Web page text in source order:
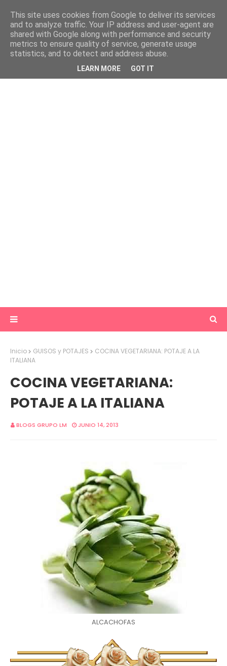
Inicio GUISOS y POTAJES
COCINA VEGETARIANA: POTAJE A LA
ITALIANA
COCINA VEGETARIANA:
POTAJE A LA ITALIANA
BLOGS GRUPO LM JUNIO 14, 2013
ALCACHOFAS
This site uses cookies from Google to deliver its services
and to analyze traffic. Your IP address and user-agent are
shared with Google along with performance and security
metrics to ensure quality of service, generate usage
statistics, and to detect and address abuse.
LEARN MORE GOT IT